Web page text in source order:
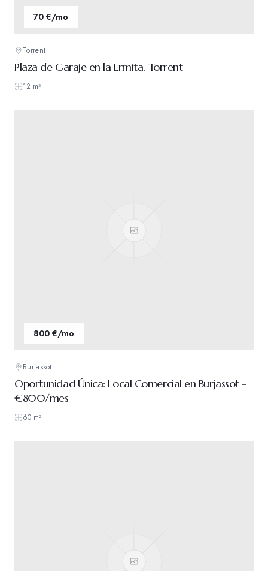
70 €/mo
Torrent
Plaza de Garaje en la Ermita, Torrent
12 m²
800 €/mo
Burjassot
Oportunidad Única: Local Comercial en Burjassot -
€800/mes
60 m²